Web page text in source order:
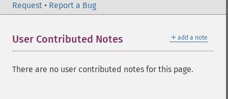
Request • Report a Bug
＋ add a note
User Contributed Notes
There are no user contributed notes for this page.